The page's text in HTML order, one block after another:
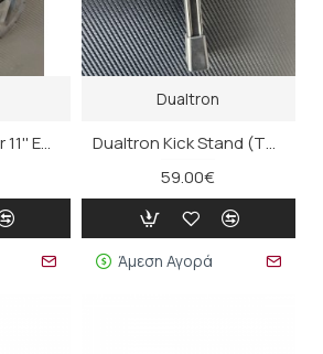
Dualtron Thunder 11'' Ελαστικό αέρος χωρίς σαμπρέλα (τεμάχιο)
Dualtron
Dualtron Kick Stand (Thunder III, Ultra II Upgrade, Spider Max)
59.00€
Άμεση Αγορά